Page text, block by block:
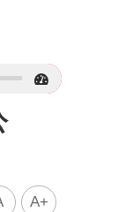
A+